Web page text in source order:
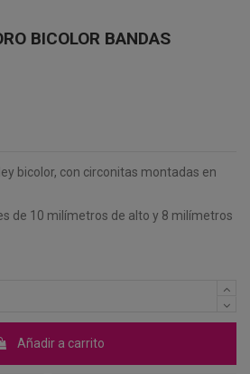
BICOLOR BANDAS
bicolor, con circonitas montadas en
de 10 milímetros de alto y 8 milímetros
Añadir a carrito